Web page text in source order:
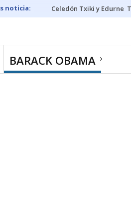
Celedón Txiki y Edurne
BARACK OBAMA